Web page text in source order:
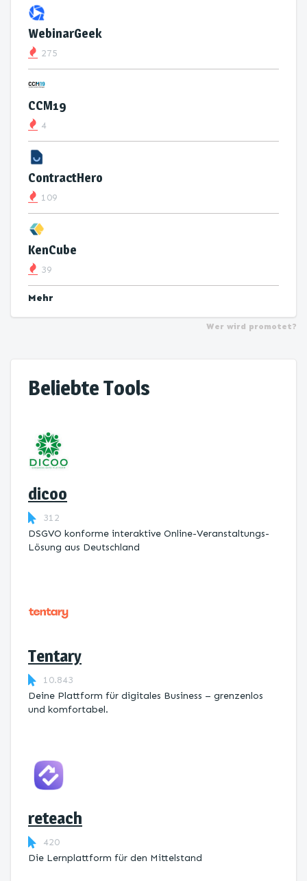
WebinarGeek
275
CCM19
4
ContractHero
109
KenCube
39
Mehr
Wer wird promotet?
Beliebte Tools
dicoo
312
DSGVO konforme interaktive Online-Veranstaltungs-
Lösung aus Deutschland
Tentary
10.843
Deine Plattform für digitales Business – grenzenlos
und komfortabel.
reteach
420
Die Lernplattform ​für den Mittelstand